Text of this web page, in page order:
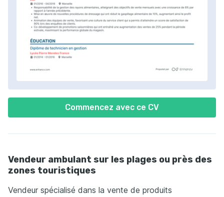
Commencez avec ce CV
Vendeur ambulant sur les plages ou près des
zones touristiques
Vendeur spécialisé dans la vente de produits